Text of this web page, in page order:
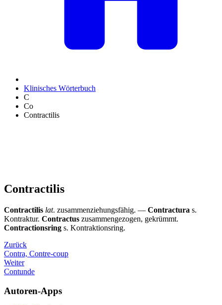
Klinisches Wörterbuch
C
Co
Contractilis
Contractilis
Contractilis lat. zusammenziehungsfähig. — Contractura s.
Kontraktur. Contractus zusammengezogen, gekrümmt.
Contractionsring s. Kontraktionsring.
Zurück
Contra, Contre-coup
Weiter
Contunde
Autoren-Apps